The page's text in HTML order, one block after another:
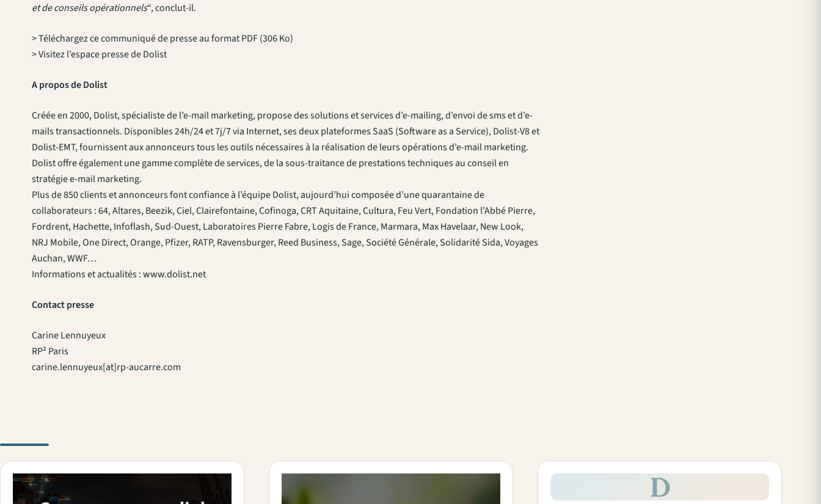
et de conseils opérationnels“, conclut-il.
> Téléchargez ce communiqué de presse au format PDF (306 Ko)
> Visitez l’espace presse de Dolist
A propos de Dolist
Créée en 2000, Dolist, spécialiste de l’e-mail marketing, propose des solutions et services d’e-mailing, d’envoi de sms et d’e-
mails transactionnels. Disponibles 24h/24 et 7j/7 via Internet, ses deux plateformes SaaS (Software as a Service), Dolist-V8 et
Dolist-EMT, fournissent aux annonceurs tous les outils nécessaires à la réalisation de leurs opérations d’e-mail marketing.
Dolist offre également une gamme complète de services, de la sous-traitance de prestations techniques au conseil en
stratégie e-mail marketing.
Plus de 850 clients et annonceurs font confiance à l’équipe Dolist, aujourd’hui composée d’une quarantaine de
collaborateurs : 64, Altares, Beezik, Ciel, Clairefontaine, Cofinoga, CRT Aquitaine, Cultura, Feu Vert, Fondation l’Abbé Pierre,
Fordrent, Hachette, Infoflash, Sud-Ouest, Laboratoires Pierre Fabre, Logis de France, Marmara, Max Havelaar, New Look,
NRJ Mobile, One Direct, Orange, Pfizer, RATP, Ravensburger, Reed Business, Sage, Société Générale, Solidarité Sida, Voyages
Auchan, WWF…
Informations et actualités : www.dolist.net
Contact presse
Carine Lennuyeux
RP² Paris
carine.lennuyeux[at]rp-aucarre.com
D